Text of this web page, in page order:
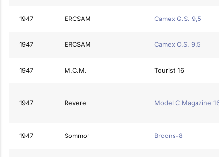
1947 ERCSAM Camex G.S. 9,5
1947 ERCSAM Camex O.S. 9,5
1947 M.C.M. Tourist 16
1947 Revere Model C Magazine
1947 Sommor Broons-8